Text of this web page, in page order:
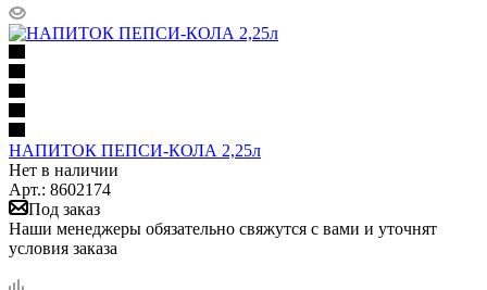
НАПИТОК ПЕПСИ-КОЛА 2,25л
Нет в наличии
Арт.: 8602174
Под заказ
Наши менеджеры обязательно свяжутся с вами и уточнят
условия заказа